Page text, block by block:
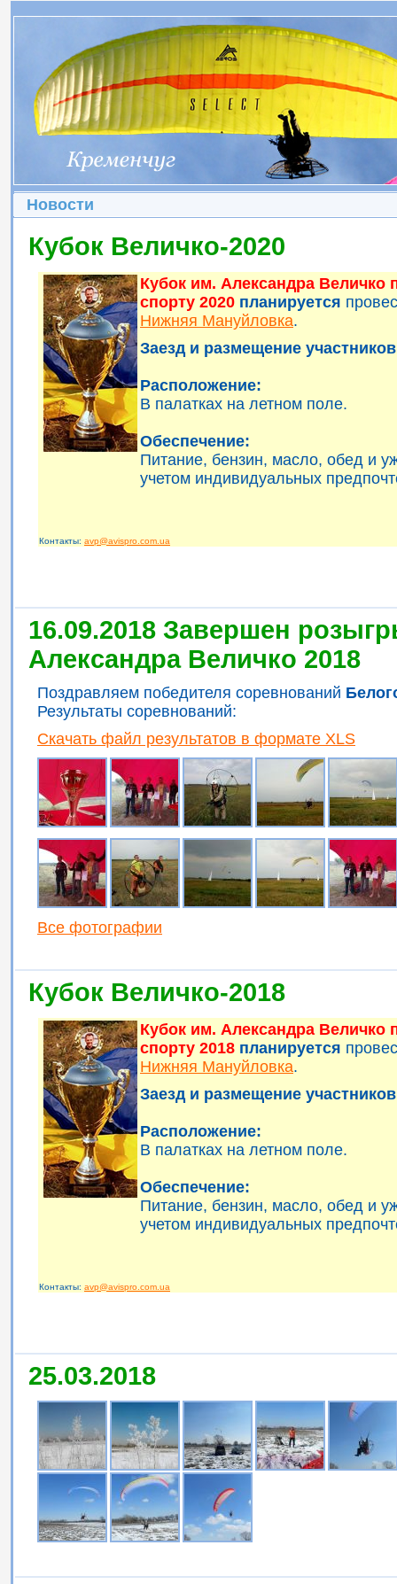
Новости
Кубок Величко-2020
Кубок им. Александра Величко
спорту 2020 планируется
Нижняя Мануйловка.
Заезд и размещение
Расположение:
В палатках на летном поле.
Обеспечение:
Питание, бензин, масло, обед и
учетом индивидуальных
Контакты: avp@avispro.com.ua
16.09.2018 Завершен
Александра Величко 2018
Поздравляем победителя соревнований
Результаты соревнований:
Скачать файл результатов в формате XLS
Все фотографии
Кубок Величко-2018
Кубок им. Александра Величко
спорту 2018 планируется
Нижняя Мануйловка.
Заезд и размещение
Расположение:
В палатках на летном поле.
Обеспечение:
Питание, бензин, масло, обед и
учетом индивидуальных
Контакты: avp@avispro.com.ua
25.03.2018